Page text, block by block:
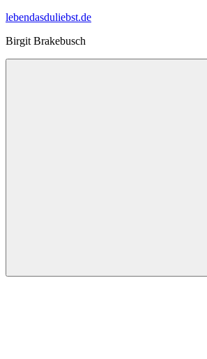
Zum
springen
lebendasduliebst.de
Birgit Brakebusch